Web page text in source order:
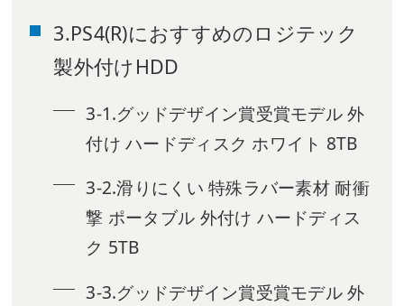
3.PS4(R)におすすめのロジテック
製外付けHDD
3-1.グッドデザイン賞受賞モデル 外
付け ハードディスク ホワイト 8TB
3-2.滑りにくい 特殊ラバー素材 耐衝
撃 ポータブル 外付け ハードディス
ク 5TB
3-3.グッドデザイン賞受賞モデル 外